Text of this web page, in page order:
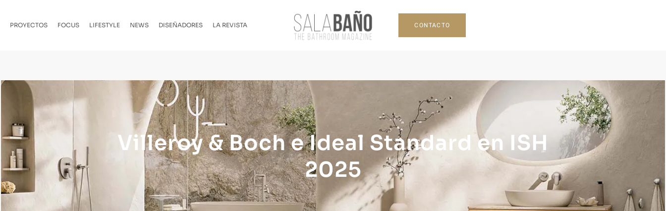
PROYECTOS FOCUS LIFESTYLE NEWS DISEÑADORES LA REVISTA CONTACTO
Villeroy & Boch e Ideal Standard en ISH
2025